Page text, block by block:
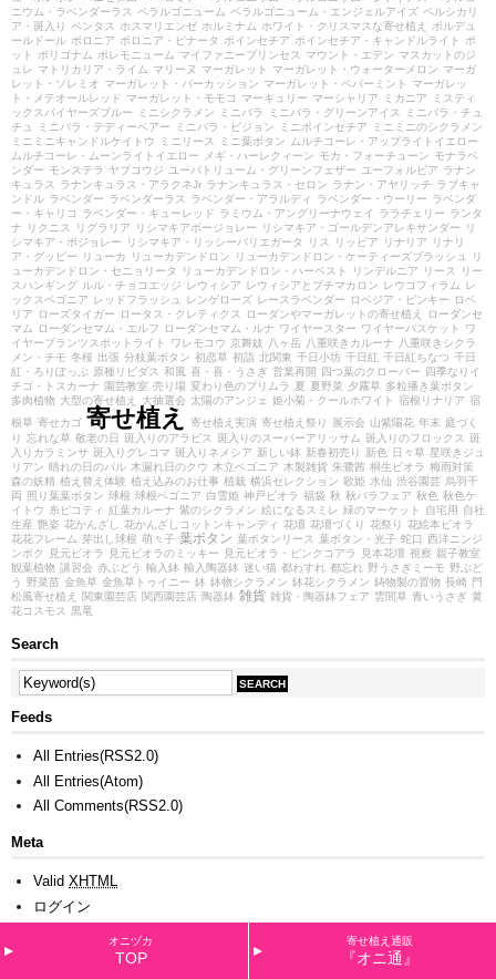
ニウム・ラベンダーラス ペラルゴニューム ペラルゴニューム・エンジェルアイズ ペルシカリ
ア・斑入り ペンタス ホスマリエンゼ ホルミナム ホワイト・クリスマスな寄せ植え
ボルデュ
ールドール ボロニア ボロニア・ピナータ ポインセチア ポインセチア・キャンドルライト
ポ
ット
ポリゴナム ポレモニューム マイファニープリンセス マウント・エデン マスカットのジ
ュレ マトリカリア・ライム マリーヌ マーガレット マーガレット・ウォーターメロン マーガ
レット・ソレミオ マーガレット・パーカッション マーガレット・ペパーミント
マーガレッ
ト・メテオールレッド マーガレット・モモコ マーキュリー マーシャリア ミカニア
ミスティ
ックスパイヤーズブルー
ミニシクラメン ミニバラ ミニバラ・グリーンアイス
ミニバラ・チュ
チュ
ミニバラ・テディーベアー ミニバラ・ピジョン ミニポインセチア
ミニミニのシクラメン
ミニミニキャンドルケイトウ
ミニリース ミニ葉ボタン
ムルチコーレ・アップライトイエロー
ムルチコーレ・ムーンライトイエロー
メギ・ハーレクィーン モカ・フォーチューン モナラベ
ンダー モンステラ ヤブコウジ ユーパトリューム・グリーンフェザー ユーフォルビア ラナン
キュラス
ラナンキュラス・アラクネJr ラナンキュラス・セロン ラナン・アヤリッチ ラブキャ
ンドル ラベンダー ラベンダーラス ラベンダー・アラルディ ラベンダー・ウーリー ラベンダ
ー・キャリコ
ラベンダー・キューレッド ラミウム・アングリーナウェイ ララチェリー ランタ
ナ
リクニス リグラリア リシマキアボージョレー リシマキア・ゴールデンアレキサンダー
リ
シマキア・ボジョレー
リシマキア・リッシーバリエガータ リス リッピア リナリア
リナリ
ア・グッピー
リューカ リューカデンドロン リューカデンドロン・ケーティーズブラッシュ
リ
ューカデンドロン・セニョリータ
リューカデンドロン・ハーベスト リンデルニア リース
リー
スハンギング ルル・チョコエッジ レウィシア レウィシアとプチマカロン レウコフィラム レ
ックスベゴニア レッドフラッシュ レンゲローズ レースラベンダー ロベジア・ピンキー
ロベ
リア
ローズタイガー ロータス・クレティクス ローダンやマーガレットの寄せ植え
ローダンセ
マム
ローダンセマム・エルフ ローダンセマム・ルナ ワイヤースター ワイヤーバスケット
ワ
イヤープランツスポットライト
ワレモコウ 京舞妓 八ヶ岳 八重咲きカルーナ
八重咲きシクラ
メン・チモ 冬桜 出張 分枝葉ボタン 初恋草 初詣 北関東 千日小坊 千日紅 千日紅ちなつ 千日
紅・ろりぽっぷ 原種リビダス 和風 喜・喜・うさぎ 営業再開 四つ葉のクローバー 四季なりイ
チゴ・トスカーナ
園芸教室 売り場 変わり色のプリムラ 夏 夏野菜 夕霧草 多粒播き葉ボタン
多肉植物 大型の寄せ植え 大抽選会 太陽のアンジェ 姫小菊・クールホワイト 宿根リナリア 宿
根草 寄せカゴ 寄せ植え 寄せ植え実演 寄せ植え祭り 展示会 山紫陽花 年末 庭づく
り 忘れな草 敬老の日 斑入りのアラビス 斑入りのスーパーアリッサム 斑入りのフロックス 斑
入りカラミンサ 斑入りグレコマ 斑入りネメシア 新しい鉢 新春初売り 新色 日々草 星咲きジュ
リアン 晴れの日のパル 木漏れ日のクウ 木立ベゴニア 木製雑貨 朱鷺茜 桐生ビオラ 梅雨対策
森の妖精 植え替え体験 植え込みのお仕事 植栽 横浜セレクション 歌姫 水仙 渋谷園芸 烏羽千
両 照り葉葉ボタン 球根 球根ベゴニア 白雪姫 神戸ビオラ 福袋 秋 秋バラフェア 秋色 秋色ケ
イトウ 糸ピコティ 紅葉カルーナ 紫のシクラメン 絵になるスミレ 緑のマーケット 自宅用
自社
生産 艶姿 花かんざし 花かんざしコットンキャンディ 花壇 花壇づくり 花祭り 花絵本ビオラ
花花フレーム 芽出し球根 萌々子 葉ボタン 葉ボタンリース 葉ボタン・光子 蛇口 西洋ニンジ
ンボク
見元ビオラ 見元ビオラのミッキー 見元ビオラ・ピンクコアラ 見本花壇 視察 親子教室
観葉植物 講習会 赤ぶどう 輸入鉢 輸入陶器鉢 迷い猫 都わすれ 都忘れ 野うさぎミーモ 野ぶど
う
野菜苗 金魚草 金魚草トゥイニー 鉢 鉢物シクラメン 鉢花シクラメン 鋳物製の置物 長崎
門
松風寄せ植え
関東園芸店 関西園芸店 陶器鉢 雑貨 雑貨・陶器鉢フェア 雲間草 青いうさぎ 黄
花コスモス 黒竜
Search
Feeds
All Entries(RSS2.0)
All Entries(Atom)
All Comments(RSS2.0)
Meta
Valid XHTML
ログイン
オニヅカ
TOP
寄せ植え通販
『オニ通』